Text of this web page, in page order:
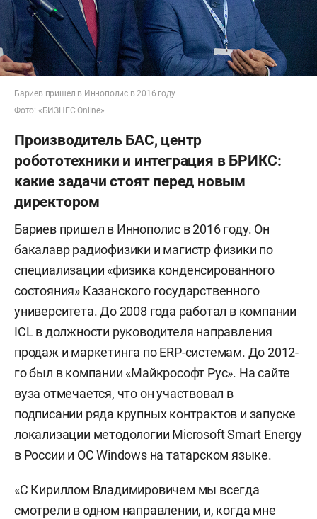
Бариев пришел в Иннополис в 2016 году
Фото: «БИЗНЕС Online»
Производитель БАС, центр
робототехники и интеграция в БРИКС:
какие задачи стоят перед новым
директором
Бариев пришел в Иннополис в 2016 году. Он
бакалавр радиофизики и магистр физики по
специализации «физика конденсированного
состояния» Казанского государственного
университета. До 2008 года работал в компании
ICL в должности руководителя направления
продаж и маркетинга по ERP-системам. До 2012-
го был в компании «Майкрософт Рус». На сайте
вуза отмечается, что он участвовал в
подписании ряда крупных контрактов и запуске
локализации методологии Microsoft Smart Energy
в России и ОС Windows на татарском языке.
«С Кириллом Владимировичем мы всегда
смотрели в одном направлении, и, когда мне